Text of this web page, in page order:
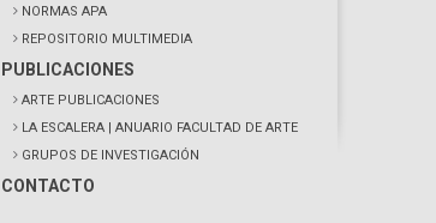
NORMAS APA
REPOSITORIO MULTIMEDIA
PUBLICACIONES
ARTE PUBLICACIONES
LA ESCALERA | ANUARIO FACULTAD DE ARTE
GRUPOS DE INVESTIGACIÓN
CONTACTO